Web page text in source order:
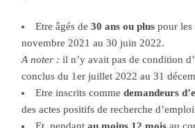
Etre âgés de 30 ans ou plus pour les
novembre 2021 au 30 juin 2022.
A noter : il n’y avait pas de condition
conclus du 1er juillet 2022 au 31
Etre inscrits comme demandeurs
des actes positifs de recherche